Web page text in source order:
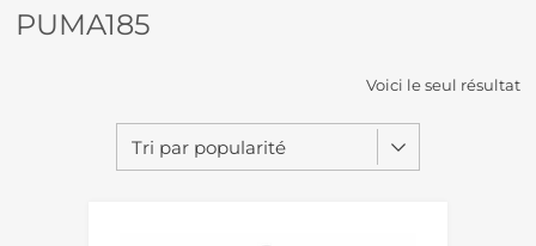
PUMA185
Voici le seul résultat